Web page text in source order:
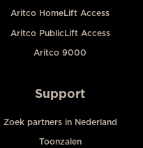
Aritco HomeLift Access
Aritco PublicLift Access
Aritco 9000
Support
Zoek partners in Nederland
Toonzalen